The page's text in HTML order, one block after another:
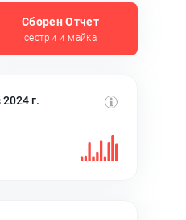
Сборен Отчет
сестри и майка
г.